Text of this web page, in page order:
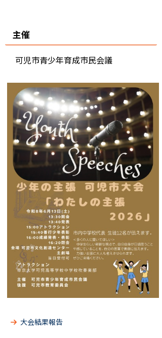
主催
可児市青少年育成市民会議
大会結果報告